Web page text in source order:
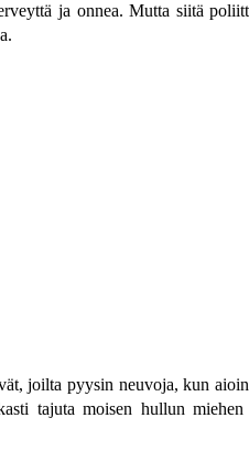
ja onnea. Mutta siitä
joilta pyysin neuvoja, kun
tajuta moisen hullun